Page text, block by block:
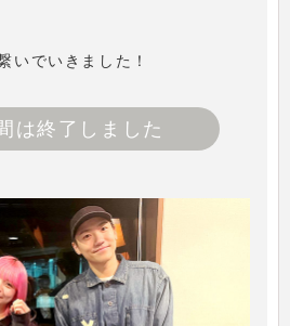
いでいきました！
は終了しました